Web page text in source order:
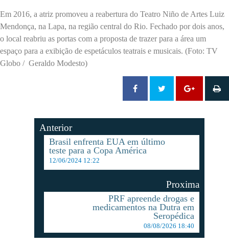
Em 2016, a atriz promoveu a reabertura do Teatro Niño de Artes Luiz
Mendonça, na Lapa, na região central do Rio. Fechado por dois anos,
o local reabriu as portas com a proposta de trazer para a área um
espaço para a exibição de espetáculos teatrais e musicais. (Foto: TV
Globo / Geraldo Modesto)
Anterior
Brasil enfrenta EUA em último
teste para a Copa América
12/06/2024 12:22
Proxima
PRF apreende drogas e
medicamentos na Dutra em
Seropédica
08/08/2026 18:40